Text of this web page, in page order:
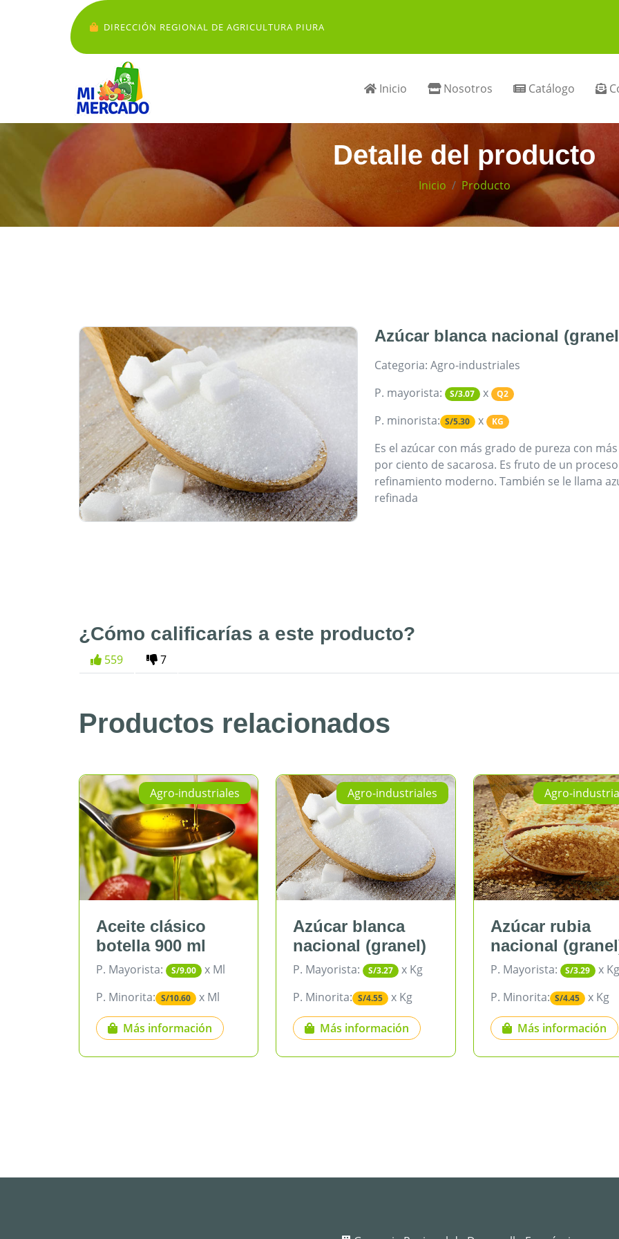
DIRECCIÓN REGIONAL DE AGRICULTURA PIURA
Inicio Nosotros Catálogo
Detalle del producto
Inicio Producto
Azúcar blanca nacional
Categoria: Agro-industriales
P. mayorista:
S/3.07 x Q2
P. minorista: S/5.30 x KG
Es el azúcar con más grado de pureza​ con
por ciento de sacarosa. Es fruto de un
refinamiento moderno. También se le llama
refinada
¿Cómo calificarías a este producto?
559 7
Productos relacionados
Agro-industriales
Aceite clásico
botella 900 ml
P. Mayorista: S/9.00 x Ml
S/10.60 x Ml
Más información
Agro-industriales
Azúcar blanca
nacional (granel)
P. Mayorista: S/3.27 x Kg
S/4.55 x Kg
Más información
Agro-industriales
Azúcar rubia
nacional (granel)
P. Mayorista: S/3.29 x Kg
S/4.45 x Kg
Más información